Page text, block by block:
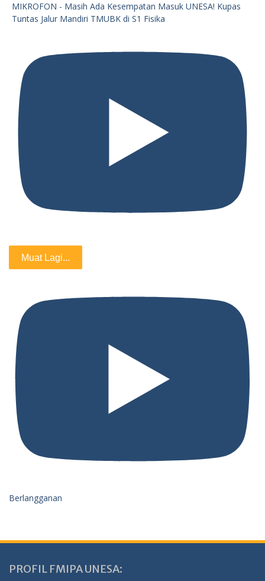
MIKROFON - Masih Ada Kesempatan Masuk UNESA! Kupas
Tuntas Jalur Mandiri TMUBK di S1 Fisika
Muat Lagi...
Berlangganan
PROFIL FMIPA UNESA: